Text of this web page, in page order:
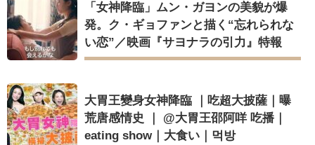
Powered by livedoor 相互RSS
「女神降臨」ムン・ガヨンの美貌が爆
発。ク・ギョファンと描く“忘れられな
い恋”／映画『サヨナラの引力』特報
​大胃王變身女神降臨 ｜吃超大披薩｜曝
荒唐感情史​ ｜ @大胃王邵阿咩 吃播｜
eating show｜大食い｜먹방